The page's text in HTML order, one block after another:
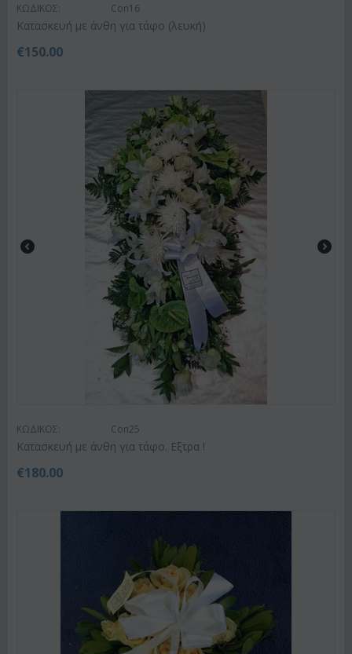
ΚΩΔΙΚΟΣ: Con16
Κατασκευή με άνθη για τάφο (λευκή)
€150.00
ΚΩΔΙΚΟΣ: Con25
Κατασκευή με άνθη για τάφο. Εξτρα !
€180.00